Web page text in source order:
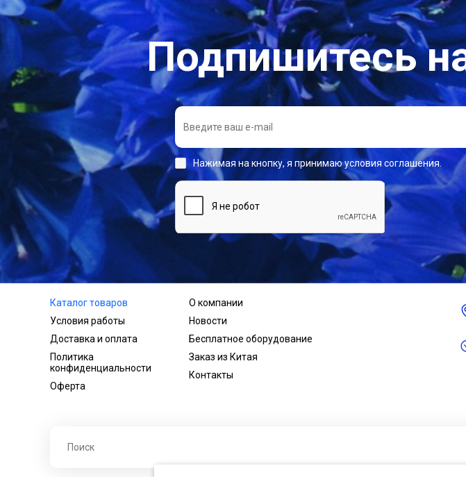
Подпишитесь
Нажимая на кнопку, я принимаю условия соглашения.
Каталог товаров
Условия работы
Доставка и оплата
Политика
конфиденциальности
Оферта
О компании
Новости
Бесплатное оборудование
Заказ из Китая
Контакты